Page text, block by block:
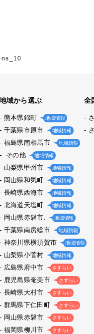
地域から選ぶ
熊本県錦町 地域情報
千葉県市原市 地域情報
福島県南相馬市 地域情報
その他 地域情報
山梨県甲州市 地域情報
岡山県和気町 地域情報
長崎県西海市 地域情報
北海道天塩町 地域情報
岡山県赤磐市. 地域情報
千葉県南房総市 地域情報
神奈川県横須賀市 地域情報
山梨県小菅村 地域情報
広島県府中市 さすらい
鹿児島県奄美市 さすらい
長崎県大村市 さすらい
群馬県下仁田町 さすらい
岡山県赤磐市 さすらい
福岡県柳川市 さすらい
全